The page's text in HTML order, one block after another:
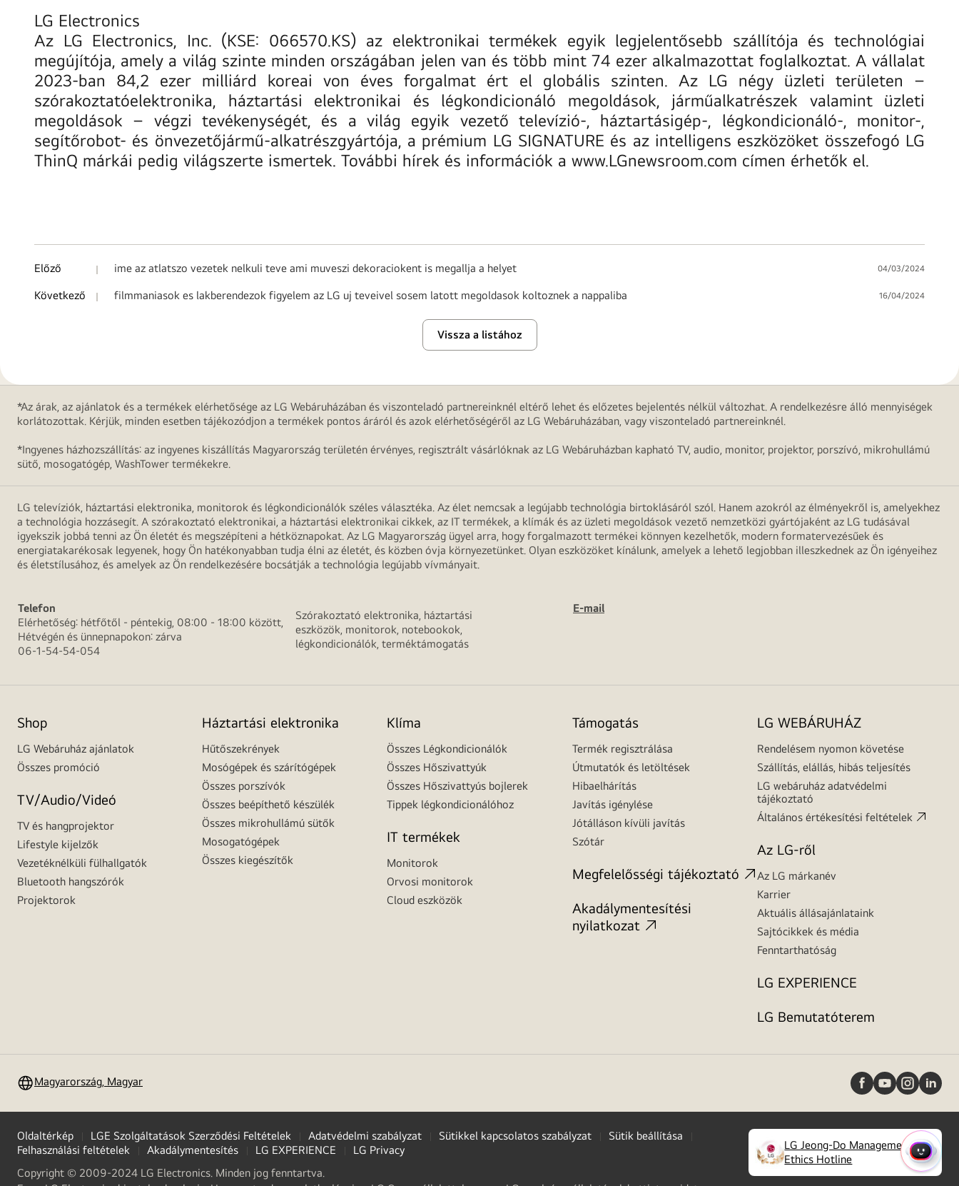
LG Electronics
Az LG Electronics, Inc. (KSE: 066570.KS) az elektronikai termékek egyik legjelentősebb szállítója és technológiai
megújítója, amely a világ szinte minden országában jelen van és több mint 74 ezer alkalmazottat foglalkoztat. A vállalat
2023-ban 84,2 ezer milliárd koreai von éves forgalmat ért el globális szinten. Az LG négy üzleti területen –
szórakoztatóelektronika, háztartási elektronikai és légkondicionáló megoldások, járműalkatrészek valamint üzleti
megoldások – végzi tevékenységét, és a világ egyik vezető televízió-, háztartásigép-, légkondicionáló-, monitor-,
segítőrobot- és önvezetőjármű-alkatrészgyártója, a prémium LG SIGNATURE és az intelligens eszközöket összefogó LG
ThinQ márkái pedig világszerte ismertek. További hírek és információk a www.LGnewsroom.com címen érhetők el.
Előző ime az atlatszo vezetek nelkuli teve ami muveszi dekoraciokent is megallja a helyet 04/03/2024
Következő filmmaniasok es lakberendezok figyelem az LG uj teveivel sosem latott megoldasok koltoznek a nappaliba 16/04/2024
Vissza a listához
*Az árak, az ajánlatok és a termékek elérhetősége az LG Webáruházában és viszonteladó partnereinknél eltérő lehet és előzetes bejelentés nélkül változhat. A rendelkezésre álló mennyiségek
korlátozottak. Kérjük, minden esetben tájékozódjon a termékek pontos áráról és azok elérhetőségéről az LG Webáruházában, vagy viszonteladó partnereinknél.
*Ingyenes házhozszállítás: az ingyenes kiszállítás Magyarország területén érvényes, regisztrált vásárlóknak az LG Webáruházban kapható TV, audio, monitor, projektor, porszívó, mikrohullámú
sütő, mosogatógép, WashTower termékekre.
LG televíziók, háztartási elektronika, monitorok és légkondicionálók széles választéka. Az élet nemcsak a legújabb technológia birtoklásáról szól. Hanem azokról az élményekről is, amelyekhez
a technológia hozzásegít. A szórakoztató elektronikai, a háztartási elektronikai cikkek, az IT termékek, a klímák és az üzleti megoldások vezető nemzetközi gyártójaként az LG tudásával
igyekszik jobbá tenni az Ön életét és megszépíteni a hétköznapokat. Az LG Magyarország ügyel arra, hogy forgalmazott termékei könnyen kezelhetők, modern formatervezésűek és
energiatakarékosak legyenek, hogy Ön hatékonyabban tudja élni az életét, és közben óvja környezetünket. Olyan eszközöket kínálunk, amelyek a lehető legjobban illeszkednek az Ön igényeihez
és életstílusához, és amelyek az Ön rendelkezésére bocsátják a technológia legújabb vívmányait.
Telefon
Elérhetőség: hétfőtől - péntekig, 08:00 - 18:00 között,
Hétvégén és ünnepnapokon: zárva
06-1-54-54-054
Szórakoztató elektronika, háztartási
eszközök, monitorok, notebookok,
légkondicionálók, terméktámogatás
E-mail
Shop
LG Webáruház ajánlatok
Összes promóció
TV/Audio/Videó
TV és hangprojektor
Lifestyle kijelzők
Vezetéknélküli fülhallgatók
Bluetooth hangszórók
Projektorok
Háztartási elektronika
Hűtőszekrények
Mosógépek és szárítógépek
Összes porszívók
Összes beépíthető készülék
Összes mikrohullámú sütők
Mosogatógépek
Összes kiegészítők
Klíma
Összes Légkondicionálók
Összes Hőszivattyúk
Összes Hőszivattyús bojlerek
Tippek légkondicionálóhoz
IT termékek
Monitorok
Orvosi monitorok
Cloud eszközök
Támogatás
Termék regisztrálása
Útmutatók és letöltések
Hibaelhárítás
Javítás igénylése
Jótálláson kívüli javítás
Szótár
Megfelelősségi tájékoztató
Akadálymentesítési
nyilatkozat
LG WEBÁRUHÁZ
Rendelésem nyomon követése
Szállítás, elállás, hibás teljesítés
LG webáruház adatvédelmi
tájékoztató
Általános értékesítési feltételek
Az LG-ről
Az LG márkanév
Karrier
Aktuális állásajánlataink
Sajtócikkek és média
Fenntarthatóság
LG EXPERIENCE
LG Bemutatóterem
Magyarország, Magyar
Oldaltérkép LGE Szolgáltatások Szerződési Feltételek Adatvédelmi szabályzat Sütikkel kapcsolatos szabályzat
Sütik beállítása
Felhasználási feltételek
Akadálymentesítés LG EXPERIENCE
LG Privacy
Copyright © 2009-2024 LG Electronics. Minden jog fenntartva.
LG Jeong-Do Management
Ethics Hotline
(opens